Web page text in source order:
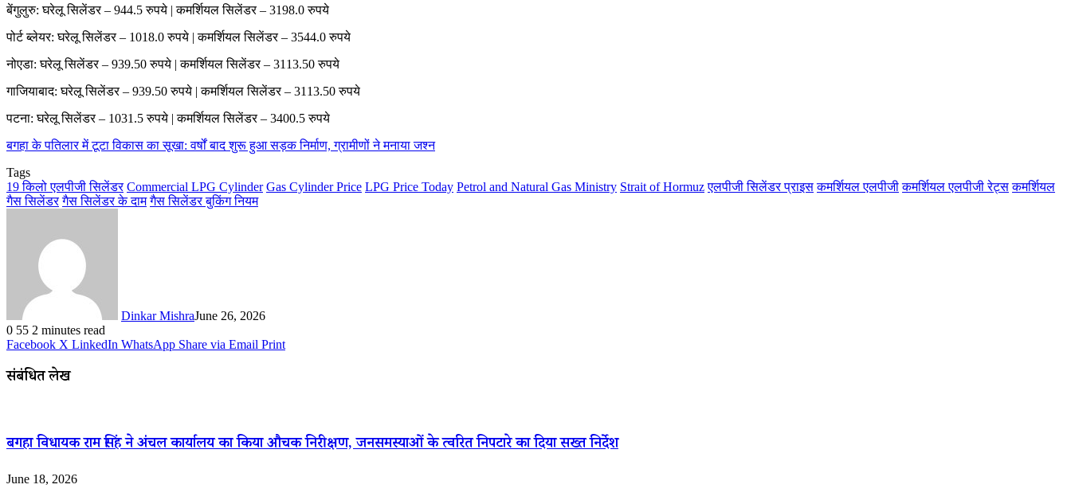
बेंगुलुरु: घरेलू सिलेंडर – 944.5 रुपये | कमर्शियल सिलेंडर – 3198.0 रुपये
पोर्ट ब्लेयर: घरेलू सिलेंडर – 1018.0 रुपये | कमर्शियल सिलेंडर – 3544.0 रुपये
नोएडा: घरेलू सिलेंडर – 939.50 रुपये | कमर्शियल सिलेंडर – 3113.50 रुपये
गाजियाबाद: घरेलू सिलेंडर – 939.50 रुपये | कमर्शियल सिलेंडर – 3113.50 रुपये
पटना: घरेलू सिलेंडर – 1031.5 रुपये | कमर्शियल सिलेंडर – 3400.5 रुपये
बगहा के पतिलार में टूटा विकास का सूखा: वर्षों बाद शुरू हुआ सड़क निर्माण, ग्रामीणों ने मनाया जश्न
Tags
19 किलो एलपीजी सिलेंडर Commercial LPG Cylinder Gas Cylinder Price LPG Price Today Petrol and Natural Gas Ministry Strait of Hormuz एलपीजी सिलेंडर प्राइस कमर्शियल एलपीजी कमर्शियल एलपीजी रेट्स कमर्शियल
गैस सिलेंडर गैस सिलेंडर के दाम गैस सिलेंडर बुकिंग नियम
Dinkar MishraJune 26, 2026
0 55 2 minutes read
Facebook X LinkedIn WhatsApp Share via Email Print
संबंधित लेख
बगहा विधायक राम सिंह ने अंचल कार्यालय का किया औचक निरीक्षण, जनसमस्याओं के त्वरित निपटारे का दिया सख्त निर्देश
June 18, 2026